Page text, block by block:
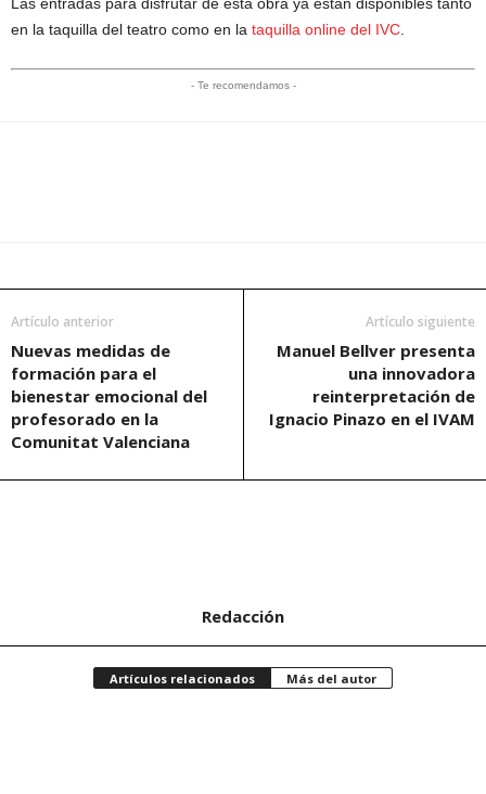
en la taquilla del teatro como en la taquilla online del IVC
- Te recomendamos -
Artículo anterior
Nuevas medidas de
formación para el
bienestar emocional del
profesorado en la
Comunitat Valenciana
Artículo siguiente
Manuel Bellver presenta
una innovadora
reinterpretación de
Ignacio Pinazo en el IVAM
Redacción
Artículos relacionados Más del autor